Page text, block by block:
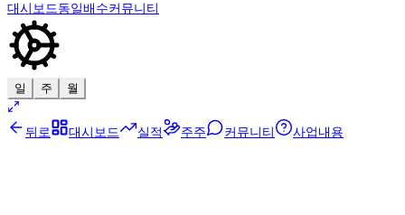
대시보드 동일배수커뮤니티
일 주 월
뒤로 대시보드 실적 주주 커뮤니티 사업내용